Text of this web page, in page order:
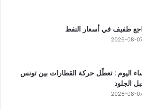
طفيف في أسعار النفط
2026-08-
اليوم : تعطّل حركة القطارات بين تونس
الجلود
2026-08-